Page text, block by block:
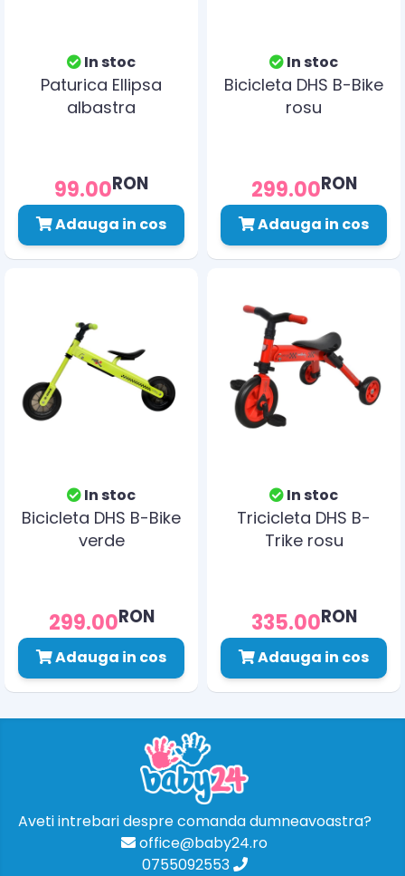
In stoc
Paturica Ellipsa
albastra
99.00RON
Adauga in cos
In stoc
Bicicleta DHS B-Bike
rosu
299.00RON
Adauga in cos
In stoc
Bicicleta DHS B-Bike
verde
299.00RON
Adauga in cos
In stoc
Tricicleta DHS B-
Trike rosu
335.00RON
Adauga in cos
Aveti intrebari despre comanda dumneavoastra?
office@baby24.ro
0755092553